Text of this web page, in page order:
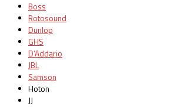
Boss
Rotosound
Dunlop
GHS
D’Addario
JBL
Samson
Hoton
JJ